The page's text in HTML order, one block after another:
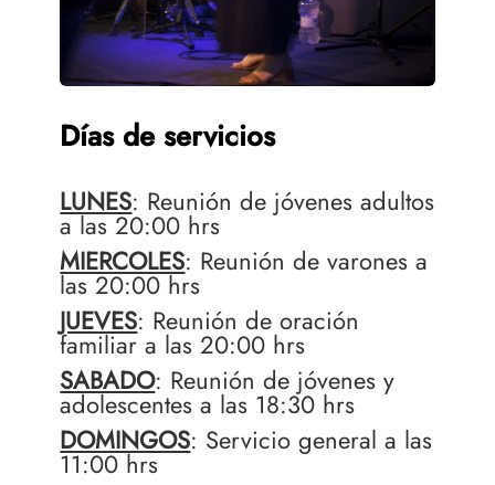
Días de servicios
LUNES: Reunión de jóvenes adultos
a las 20:00 hrs
MIERCOLES: Reunión de varones a
las 20:00 hrs
JUEVES: Reunión de oración
familiar a las 20:00 hrs
SABADO: Reunión de jóvenes y
adolescentes a las 18:30 hrs
DOMINGOS: Servicio general a las
11:00 hrs